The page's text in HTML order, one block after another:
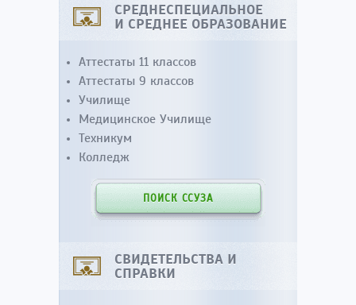
СРЕДНЕСПЕЦИАЛЬНОЕ
И СРЕДНЕЕ ОБРАЗОВАНИЕ
Аттестаты 11 классов
Аттестаты 9 классов
Училище
Медицинское Училище
Техникум
Колледж
ПОИСК ССУЗА
СВИДЕТЕЛЬСТВА И
СПРАВКИ